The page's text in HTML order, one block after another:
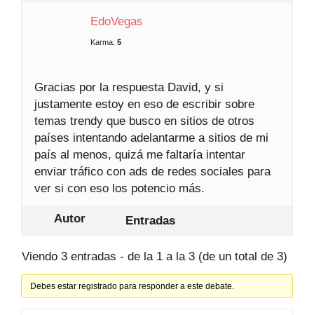
EdoVegas
Karma: 5
Gracias por la respuesta David, y si
justamente estoy en eso de escribir sobre
temas trendy que busco en sitios de otros
países intentando adelantarme a sitios de mi
país al menos, quizá me faltaría intentar
enviar tráfico con ads de redes sociales para
ver si con eso los potencio más.
Autor Entradas
Viendo 3 entradas - de la 1 a la 3 (de un total de 3)
Debes estar registrado para responder a este debate.